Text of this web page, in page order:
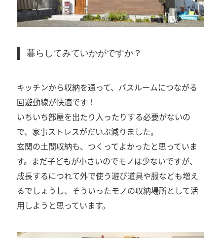
暮らしてみていかがですか？
キッチンから収納を通って、バスルームにつながる
回遊動線が快適です！
いちいち部屋を出たり入ったりする必要がないの
で、家事ストレスがだいぶ減りました。
玄関の土間収納も、つくってよかったと思っていま
す。まだ子どもが小さいのでモノは少ないですが、
成長するにつれて外で使う遊び道具や服なども増え
るでしょうし、そういったモノの収納場所として活
用しようと思っています。